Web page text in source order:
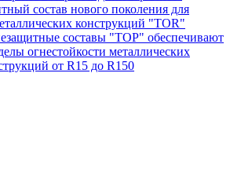
состав нового поколения для
конструкций "TOR"
составы "ТОР" обеспечивают
огнестойкости металлических
от R15 до R150